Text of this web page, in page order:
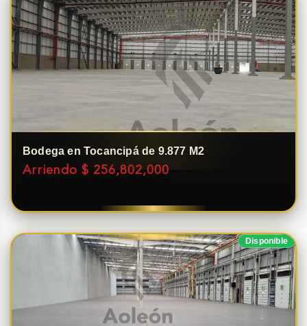
Bodega en Tocancipá de 9.877 M2
Arriendo $ 256,802,000
Disponible